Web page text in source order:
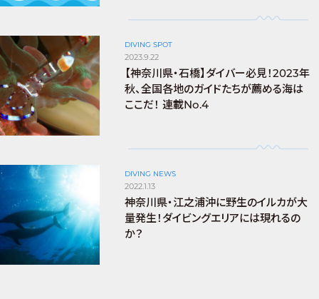
DIVING SPOT
2023.9.22
【神奈川県・石橋】ダイバー必見！2023年
秋、全国各地のガイドたちが薦める海は
ここだ！ 連載No.4
DIVING NEWS
2022.1.13
神奈川県・江之浦沖に野生のイルカが大
量発生！ダイビングエリアには現れるの
か？